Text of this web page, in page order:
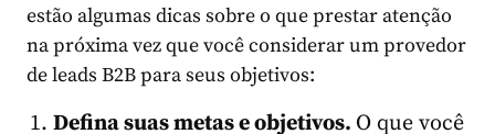
estão algumas dicas sobre o que prestar atenção
na próxima vez que você considerar um provedor
de leads B2B para seus objetivos:
Defina suas metas e objetivos. O que você